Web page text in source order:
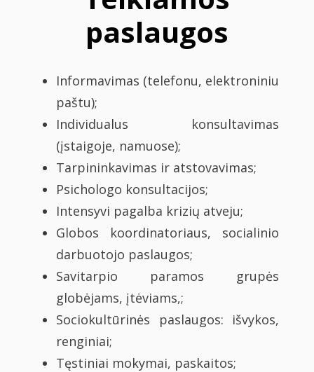
paslaugos
Informavimas (telefonu, elektroniniu
paštu);
Individualus konsultavimas
(įstaigoje, namuose);
Tarpininkavimas ir atstovavimas;
Psichologo konsultacijos;
Intensyvi pagalba krizių atveju;
Globos koordinatoriaus, socialinio
darbuotojo paslaugos;
Savitarpio paramos grupės
globėjams, įtėviams,;
Sociokultūrinės paslaugos: išvykos,
renginiai;
Tęstiniai mokymai, paskaitos;